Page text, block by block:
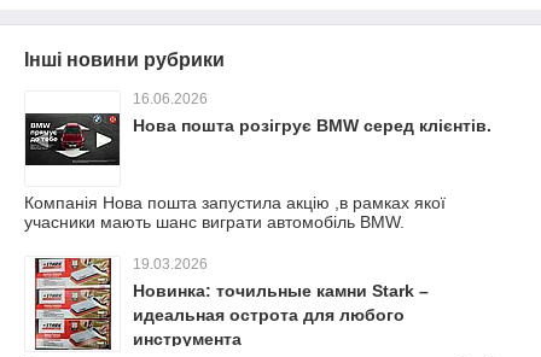
Інші новини рубрики
16.06.2026
Нова пошта розігрує BMW серед клієнтів.
Компанія Нова пошта запустила акцію ,в рамках якої
учасники мають шанс виграти автомобіль BMW.
19.03.2026
Новинка: точильные камни Stark –
идеальная острота для любого
инструмента